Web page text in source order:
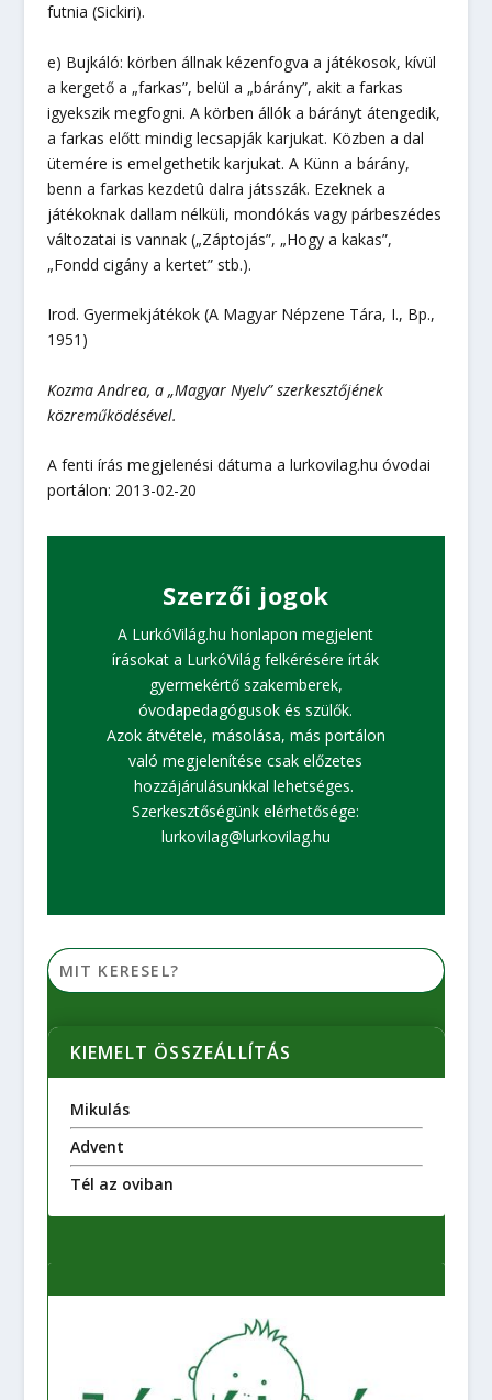
futnia (Sickiri).
e) Bujkáló: körben állnak kézenfogva a játékosok, kívül
a kergető a „farkas”, belül a „bárány”, akit a farkas
igyekszik megfogni. A körben állók a bárányt átengedik,
a farkas előtt mindig lecsapják karjukat. Közben a dal
ütemére is emelgethetik karjukat. A Künn a bárány,
benn a farkas kezdetû dalra játsszák. Ezeknek a
játékoknak dallam nélküli, mondókás vagy párbeszédes
változatai is vannak („Záptojás”, „Hogy a kakas”,
„Fondd cigány a kertet” stb.).
Irod. Gyermekjátékok (A Magyar Népzene Tára, I., Bp.,
1951)
Kozma Andrea, a „Magyar Nyelv” szerkesztőjének
közreműködésével.
A fenti írás megjelenési dátuma a lurkovilag.hu óvodai
portálon: 2013-02-20
Szerzői jogok
A LurkóVilág.hu honlapon megjelent
írásokat a LurkóVilág felkérésére írták
gyermekértő szakemberek,
óvodapedagógusok és szülők.
Azok átvétele, másolása, más portálon
való megjelenítése csak előzetes
hozzájárulásunkkal lehetséges.
Szerkesztőségünk elérhetősége:
lurkovilag@lurkovilag.hu
KIEMELT ÖSSZEÁLLÍTÁS
Mikulás
Advent
Tél az oviban